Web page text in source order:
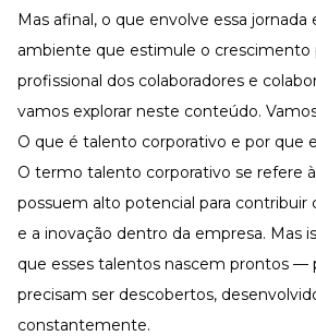
Recursos Humanos
Treinamento de Produto
Desenvolva a sua equipe
Materiais Gratuitos
Materiais Gratuitos
Todos os Materiais Gratuitos
Confira nossos materiais
E-book
Aprofunde seu conhecimento
Mas afinal, o que envolve essa
ambiente que estimule o crescimento
profissional dos colaboradores e
vamos explorar neste conteúdo.
O que é talento corporativo e por que
O termo talento corporativo se refere
possuem alto potencial para
e a inovação dentro da empresa. Mas
que esses talentos nascem prontos —
precisam ser descobertos,
constantemente.